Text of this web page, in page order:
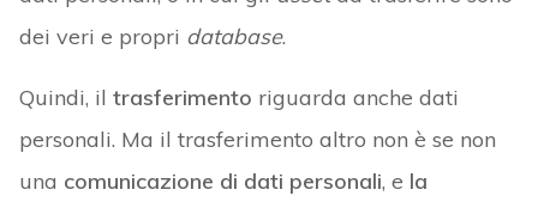
dei veri e propri database.
Quindi, il trasferimento riguarda anche dati
personali. Ma il trasferimento altro non è se non
una comunicazione di dati personali, e la